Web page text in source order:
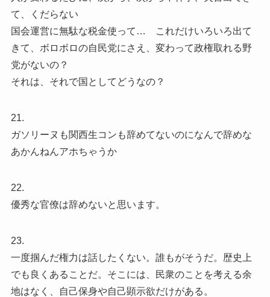
て、くだらない
国会運営に無駄な税金使って… これだけいろいろ出て
きて、ボロボロの自民党にさえ、変わって政権取れる野
党がないの？
それは、それで国としてどうなの？
21.
ガソリーヌも関西生コンも辞めてないのになんで辞めな
あかんねんアホちゃうか
22.
優秀な官僚は辞めないと思います。
23.
一度掴んだ権力は話したくない。誰もがそうだ。歴史上
でも良くあることだ。そこには、民衆のことを考える余
地はなく、自己保身や自己顕示欲だけがある。